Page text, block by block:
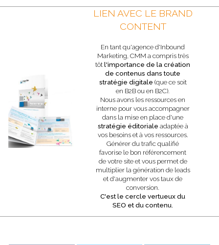
LIEN AVEC LE BRAND
CONTENT
En tant qu'agence d'Inbound
Marketing, CMM a compris très
tôtl'importance de la création
de contenus dans toute
stratégie digitale (que ce soit
en B2B ou en B2C).
Nous avons les ressources en
interne pour vous accompagner
dans la mise en place d'une
stratégie éditoriale adaptée à
vos besoins et à vos ressources.
Générer du trafic qualifié
favorise le bon référencement
de votre site et vous permet de
multiplier la génération de leads
et d'augmenter vos taux de
conversion.
C'est le cercle vertueux du
SEO et du contenu.